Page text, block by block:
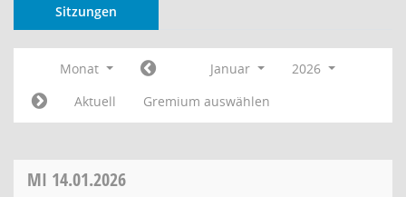
Sitzungen
Monat Januar
2026
Aktuell
Gremium auswählen
MI 14.01.2026